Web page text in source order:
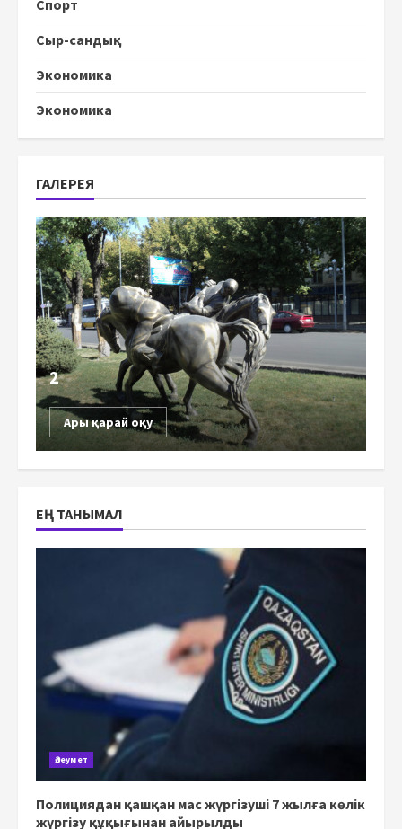
Спорт
Сыр-сандық
Экономика
Экономика
ГАЛЕРЕЯ
2
Ары қарай оқу
ЕҢ ТАНЫМАЛ
Әлеумет
Полициядан қашқан мас жүргізуші 7 жылға көлік
жүргізу құқығынан айырылды